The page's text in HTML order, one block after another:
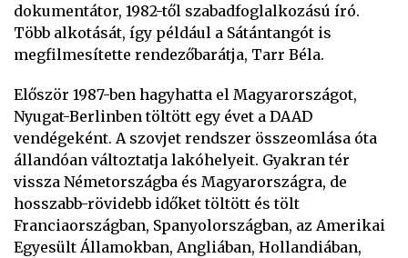
dokumentátor, 1982-től szabadfoglalkozású író.
Több alkotását, így például a Sátántangót is
megfilmesítette rendezőbarátja, Tarr Béla.
Először 1987-ben hagyhatta el Magyarországot,
Nyugat-Berlinben töltött egy évet a DAAD
vendégeként. A szovjet rendszer összeomlása óta
állandóan változtatja lakóhelyeit. Gyakran tér
vissza Németországba és Magyarországra, de
hosszabb-rövidebb időket töltött és tölt
Franciaországban, Spanyolországban, az Amerikai
Egyesült Államokban, Angliában, Hollandiában,